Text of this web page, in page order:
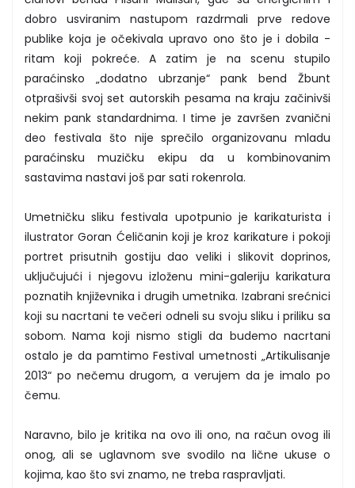
dobro usviranim nastupom razdrmali prve redove
publike koja je očekivala upravo ono što je i dobila -
ritam koji pokreće. A zatim je na scenu stupilo
paraćinsko „dodatno ubrzanje“ pank bend Žbunt
otprašivši svoj set autorskih pesama na kraju začinivši
nekim pank standardnima. I time je završen zvanični
deo festivala što nije sprečilo organizovanu mladu
paraćinsku muzičku ekipu da u kombinovanim
sastavima nastavi još par sati rokenrola.
Umetničku sliku festivala upotpunio je karikaturista i
ilustrator Goran Ćeličanin koji je kroz karikature i pokoji
portret prisutnih gostiju dao veliki i slikovit doprinos,
uključujući i njegovu izloženu mini-galeriju karikatura
poznatih književnika i drugih umetnika. Izabrani srećnici
koji su nacrtani te večeri odneli su svoju sliku i priliku sa
sobom. Nama koji nismo stigli da budemo nacrtani
ostalo je da pamtimo Festival umetnosti „Artikulisanje
2013“ po nečemu drugom, a verujem da je imalo po
čemu.
Naravno, bilo je kritika na ovo ili ono, na račun ovog ili
onog, ali se uglavnom sve svodilo na lične ukuse o
kojima, kao što svi znamo, ne treba raspravljati.